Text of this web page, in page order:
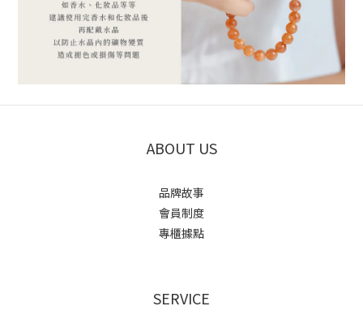
ABOUT US
品牌故事
會員制度
專櫃據點
SERVICE